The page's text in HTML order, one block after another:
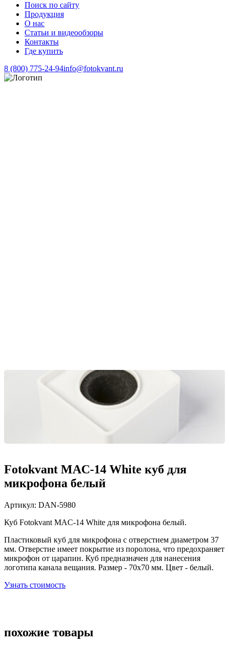
Поиск по сайту
Продукция
О нас
Статьи и видеообзоры
Контакты
Где купить
8 (800) 775-24-94info@fotokvant.ru
Fotokvant MAC-14 White куб для
микрофона белый
Артикул: DAN-5980
Куб Fotokvant MAC-14 White для микрофона белый.
Пластиковый куб для микрофона с отверстием диаметром 37
мм. Отверстие имеет покрытие из поролона, что предохраняет
микрофон от царапин. Куб предназначен для нанесения
логотипа канала вещания. Размер - 70х70 мм. Цвет - белый.
Узнать стоимость
похожие товары